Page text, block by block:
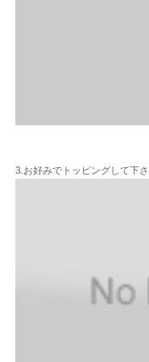
3.お好みでトッピングして下